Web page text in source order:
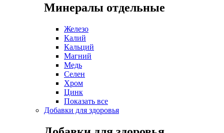
Минералы отдельные
Железо
Калий
Кальций
Магний
Медь
Селен
Хром
Цинк
Показать все
Добавки для здоровья